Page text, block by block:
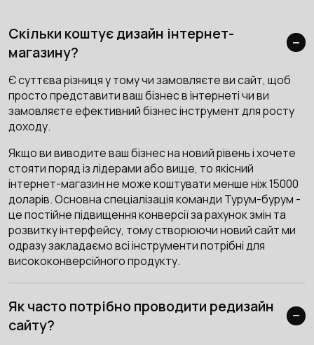
Скільки коштує дизайн інтернет-
магазину?
Є суттєва різниця у тому чи замовляєте ви сайт, щоб
просто представити ваш бізнес в інтернеті чи ви
замовляєте ефективний бізнес інструмент для росту
доходу.
Якщо ви виводите ваш бізнес на новий рівень і хочете
стояти поряд із лідерами або вище, то якісний
інтернет-магазин не може коштувати менше ніж 15000
доларів. Основна спеціалізація команди Турум-бурум -
це постійне підвищення конверсії за рахунок змін та
розвитку інтерфейсу, тому створюючи новий сайт ми
одразу закладаємо всі інструменти потрібні для
висококонверсійного продукту.
Як часто потрібно проводити редизайн
сайту?